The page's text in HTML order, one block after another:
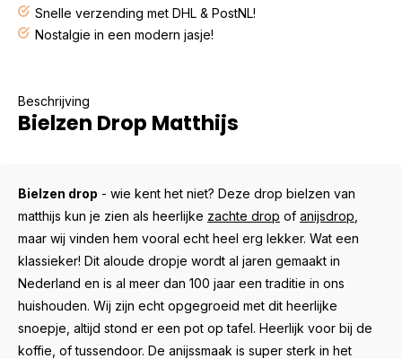
Snelle verzending met DHL & PostNL!
Nostalgie in een modern jasje!
Beschrijving
Bielzen Drop Matthijs
Bielzen drop - wie kent het niet? Deze drop bielzen van
matthijs kun je zien als heerlijke zachte drop of anijsdrop
maar wij vinden hem vooral echt heel erg lekker. Wat een
klassieker! Dit aloude dropje wordt al jaren gemaakt in
Nederland en is al meer dan 100 jaar een traditie in ons
huishouden. Wij zijn echt opgegroeid met dit heerlijke
snoepje, altijd stond er een pot op tafel. Heerlijk voor bij de
koffie, of tussendoor. De anijssmaak is super sterk in het